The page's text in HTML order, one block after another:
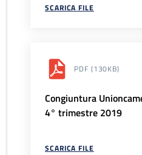
SCARICA FILE
PDF (130KB)
Congiuntura
4° trimestre 2019
SCARICA FILE